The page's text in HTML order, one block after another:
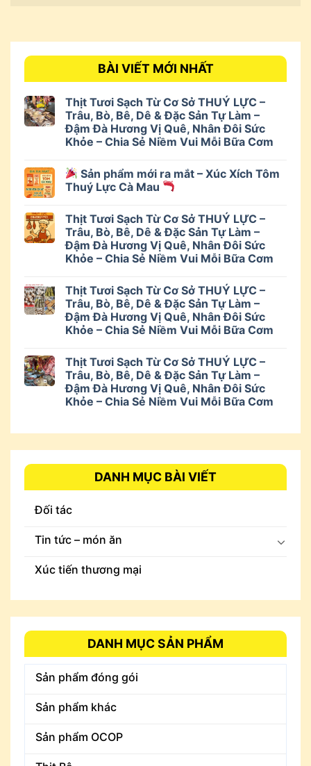
BÀI VIẾT MỚI NHẤT
Thịt Tươi Sạch Từ Cơ Sở THUÝ LỰC –
Trâu, Bò, Bê, Dê & Đặc Sản Tự Làm –
Đậm Đà Hương Vị Quê, Nhân Đôi Sức
Khỏe – Chia Sẻ Niềm Vui Mỗi Bữa Cơm
Sản phẩm mới ra mắt – Xúc Xích Tôm
Thuý Lực Cà Mau
Thịt Tươi Sạch Từ Cơ Sở THUÝ LỰC –
Trâu, Bò, Bê, Dê & Đặc Sản Tự Làm –
Đậm Đà Hương Vị Quê, Nhân Đôi Sức
Khỏe – Chia Sẻ Niềm Vui Mỗi Bữa Cơm
Thịt Tươi Sạch Từ Cơ Sở THUÝ LỰC –
Trâu, Bò, Bê, Dê & Đặc Sản Tự Làm –
Đậm Đà Hương Vị Quê, Nhân Đôi Sức
Khỏe – Chia Sẻ Niềm Vui Mỗi Bữa Cơm
Thịt Tươi Sạch Từ Cơ Sở THUÝ LỰC –
Trâu, Bò, Bê, Dê & Đặc Sản Tự Làm –
Đậm Đà Hương Vị Quê, Nhân Đôi Sức
Khỏe – Chia Sẻ Niềm Vui Mỗi Bữa Cơm
DANH MỤC BÀI VIẾT
Đối tác
Tin tức – món ăn
Xúc tiến thương mại
DANH MỤC SẢN PHẨM
Sản phẩm đóng gói
Sản phẩm khác
Sản phẩm OCOP